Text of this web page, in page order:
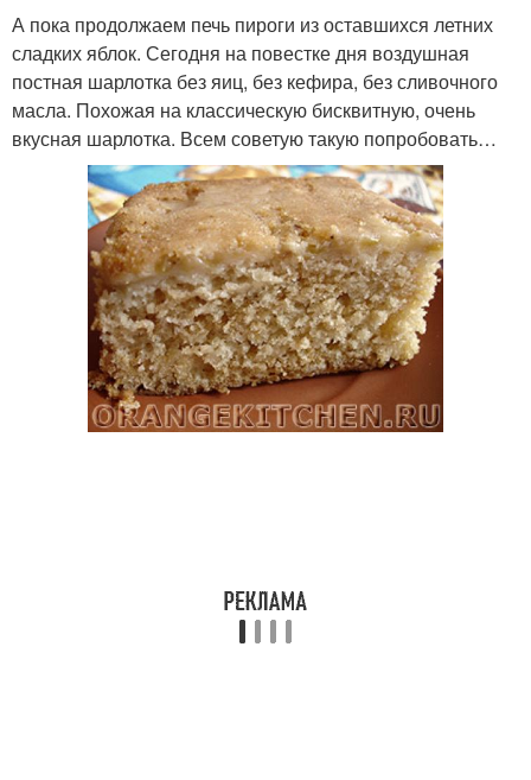
А пока продолжаем печь пироги из оставшихся летних
сладких яблок. Сегодня на повестке дня воздушная
постная шарлотка без яиц, без кефира, без сливочного
масла. Похожая на классическую бисквитную, очень
вкусная шарлотка. Всем советую такую попробовать…